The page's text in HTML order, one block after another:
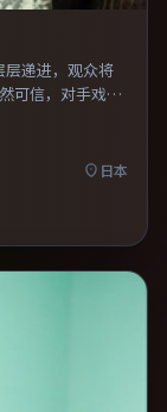
层递进，观众将
可信，对手戏张
完。
日本